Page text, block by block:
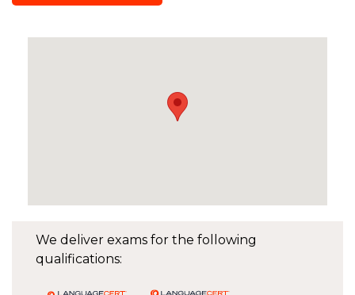
We deliver exams for the following
qualifications: